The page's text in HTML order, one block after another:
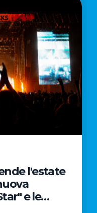
l'estate
e le
con